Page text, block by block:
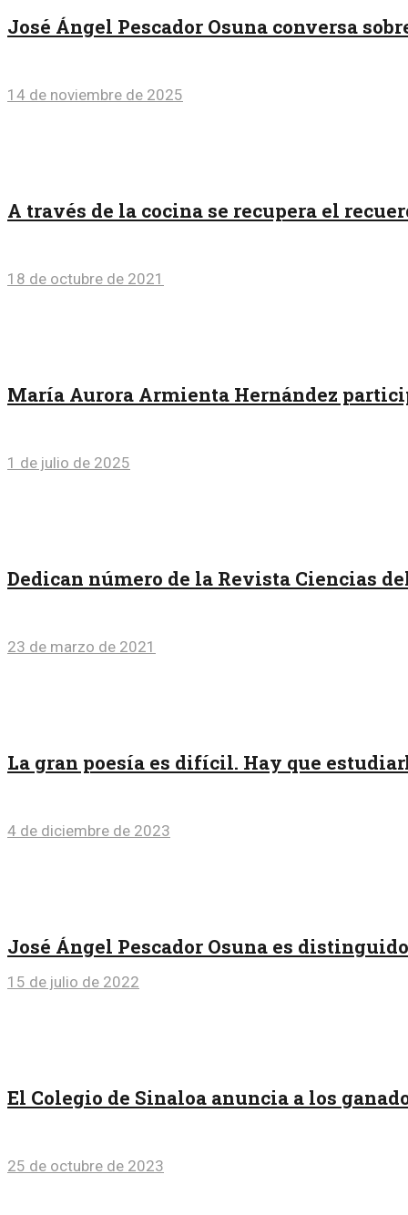
José Ángel Pescador Osuna conversa
14 de noviembre de 2025
A través de la cocina se recupera el
18 de octubre de 2021
María Aurora Armienta Hernández
1 de julio de 2025
Dedican número de la Revista Ciencias
23 de marzo de 2021
La gran poesía es difícil. Hay que
4 de diciembre de 2023
José Ángel Pescador Osuna es
15 de julio de 2022
El Colegio de Sinaloa anuncia a los
25 de octubre de 2023